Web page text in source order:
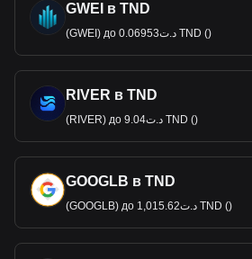
GWEI в TND
(GWEI) до د.ت0.06953 TND ()
RIVER в TND
(RIVER) до د.ت9.04 TND ()
GOOGLB в TND
(GOOGLB) до د.ت1,015.62 TND ()